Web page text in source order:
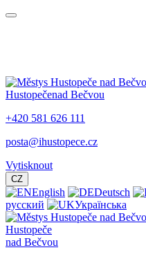
Hustopečenad Bečvou
+420 581 626 111
posta@ihustopece.cz
Vytisknout
CZ
English Deutsch
русский
Українська
Hustopeče
nad Bečvou